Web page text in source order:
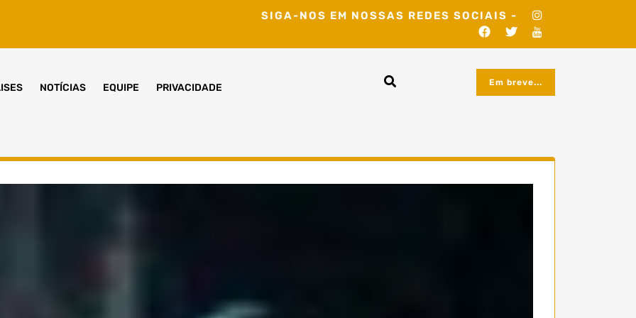
SIGA-NOS EM NOSSAS REDES SOCIAIS -
NOTÍCIAS EQUIPE PRIVACIDADE Em breve...